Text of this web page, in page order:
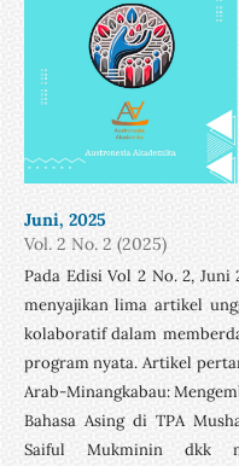
Juni, 2025
Vol. 2 No. 2 (2025)
Pada Edisi Vol 2 No. 2, Juni
menyajikan lima artikel
kolaboratif dalam
program nyata. Artikel
Arab-Minangkabau:
Bahasa Asing di TPA
Saiful Mukminin dkk